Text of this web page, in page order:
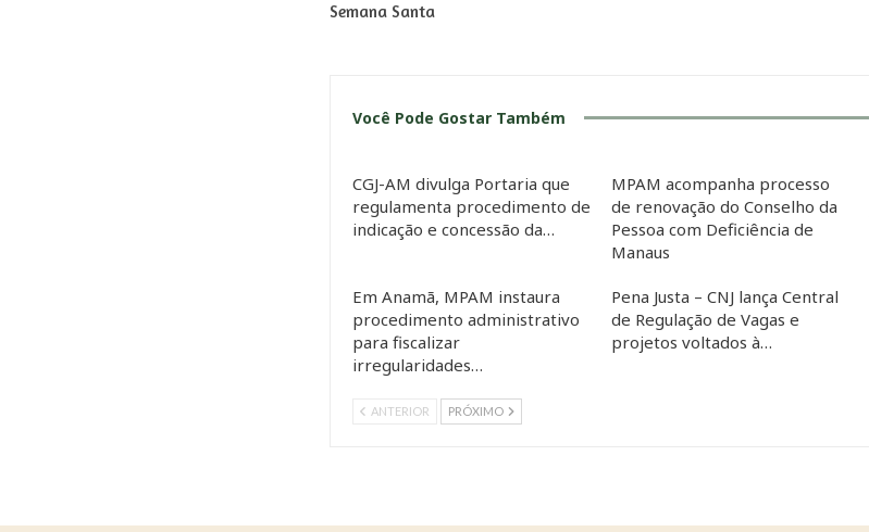
Semana Santa
Você Pode Gostar Também
CGJ-AM divulga Portaria que
regulamenta procedimento de
indicação e concessão da…
MPAM acompanha processo
de renovação do Conselho da
Pessoa com Deficiência de
Manaus
Em Anamã, MPAM instaura
procedimento administrativo
para fiscalizar
irregularidades…
Pena Justa – CNJ lança Central
de Regulação de Vagas e
projetos voltados à…
ANTERIOR PRÓXIMO